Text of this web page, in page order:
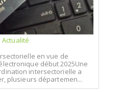
Actualité
en vue de
début 2025Une
intersectorielle a
plusieurs départemen...